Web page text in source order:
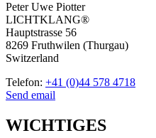
Peter Uwe Piotter
LICHTKLANG®
Hauptstrasse 56
8269 Fruthwilen (Thurgau)
Switzerland
Telefon: +41 (0)44 578 4718
Send email
WICHTIGES